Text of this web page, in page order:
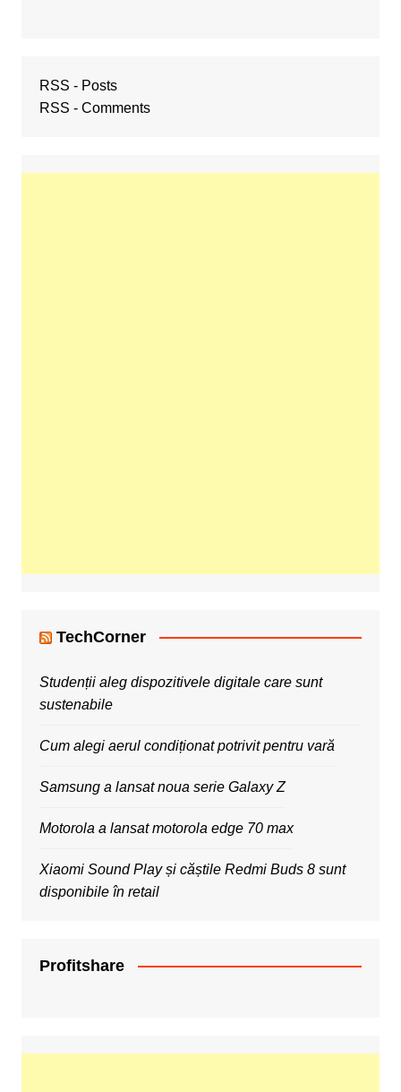
RSS - Posts
RSS - Comments
TechCorner
Studenții aleg dispozitivele digitale care sunt
sustenabile
Cum alegi aerul condiționat potrivit pentru vară
Samsung a lansat noua serie Galaxy Z
Motorola a lansat motorola edge 70 max
Xiaomi Sound Play și căștile Redmi Buds 8 sunt
disponibile în retail
Profitshare